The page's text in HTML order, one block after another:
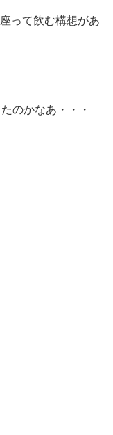
って飲む構想があ
のかなあ・・・